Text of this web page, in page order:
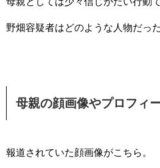
野畑容疑者はどのような人物だっ
母親の顔画像やプロフィ
報道されていた顔画像がこちら。